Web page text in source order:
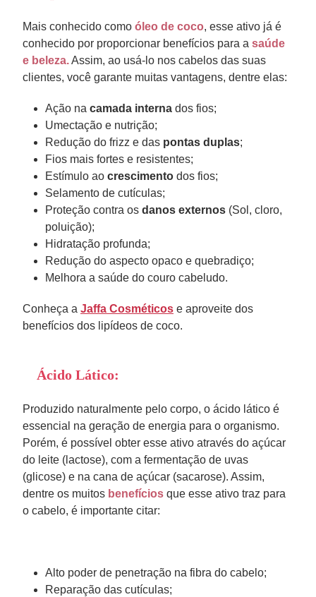
Mais conhecido como óleo de coco, esse ativo já é
conhecido por proporcionar benefícios para a saúde
e beleza.Assim, ao usá-lo nos cabelos das suas
clientes, você garante muitas vantagens, dentre elas:
Ação na camada interna dos fios;
Umectação e nutrição;
Redução do frizz e das pontas duplas;
Fios mais fortes e resistentes;
Estímulo ao crescimento dos fios;
Selamento de cutículas;
Proteção contra os danos externos (Sol, cloro,
poluição);
Hidratação profunda;
Redução do aspecto opaco e quebradiço;
Melhora a saúde do couro cabeludo.
Conheça a Jaffa Cosméticos e aproveite dos
benefícios dos lipídeos de coco.
Ácido Lático:
Produzido naturalmente pelo corpo, o ácido lático é
essencial na geração de energia para o organismo.
Porém, é possível obter esse ativo através do açúcar
do leite (lactose), com a fermentação de uvas
(glicose) e na cana de açúcar (sacarose). Assim,
dentre os muitos benefícios que esse ativo traz para
o cabelo, é importante citar:
Alto poder de penetração na fibra do cabelo;
Reparação das cutículas;